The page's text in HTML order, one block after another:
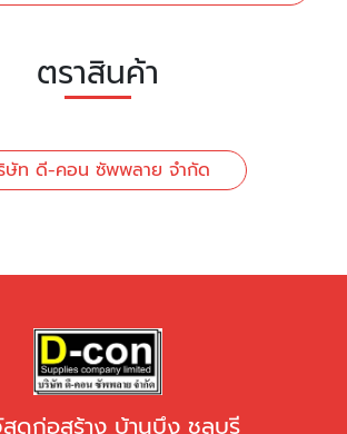
ตราสินค้า
ษัท ดี-คอน ซัพพลาย จำกัด
สดุก่อสร้าง บ้านบึง ชลบุรี